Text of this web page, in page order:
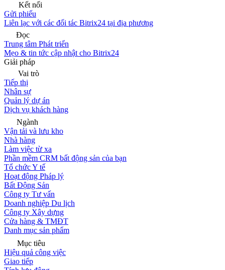
Kết nối
Gửi phiếu
Liên lạc với các đối tác Bitrix24 tại địa phương
Đọc
Trung tâm Phát triển
Mẹo & tin tức cập nhật cho Bitrix24
Giải pháp
Vai trò
Tiếp thị
Nhân sự
Quản lý dự án
Dịch vụ khách hàng
Ngành
Vận tải và lưu kho
Nhà hàng
Làm việc từ xa
Phần mềm CRM bất động sản của bạn
Tổ chức Y tế
Hoạt động Pháp lý
Bất Động Sản
Công ty Tư vấn
Doanh nghiệp Du lịch
Công ty Xây dựng
Cửa hàng & TMĐT
Danh mục sản phẩm
Mục tiêu
Hiệu quả công việc
Giao tiếp